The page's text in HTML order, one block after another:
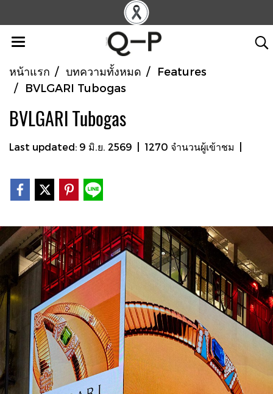
หน้าแรก บทความทั้งหมด
Features
BVLGARI Tubogas
BVLGARI Tubogas
Last updated: 9 มิ.ย. 2569 1270 จำนวนผู้เข้าชม